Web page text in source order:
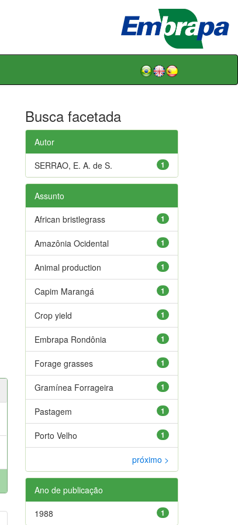
Busca facetada
Autor
1
SERRAO, E. A. de S.
Assunto
1
African bristlegrass
1
Amazônia Ocidental
1
Animal production
1
Capim Marangá
1
Crop yield
1
Embrapa Rondônia
1
Forage grasses
1
Gramínea Forrageira
1
Pastagem
1
Porto Velho
próximo >
Ano de publicação
1
1988